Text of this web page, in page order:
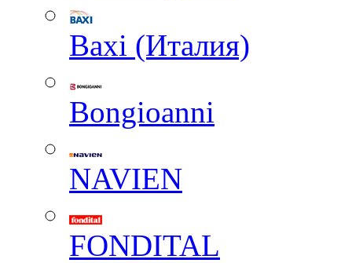
Baxi (Италия)
Вongioanni
NAVIEN
FONDITAL